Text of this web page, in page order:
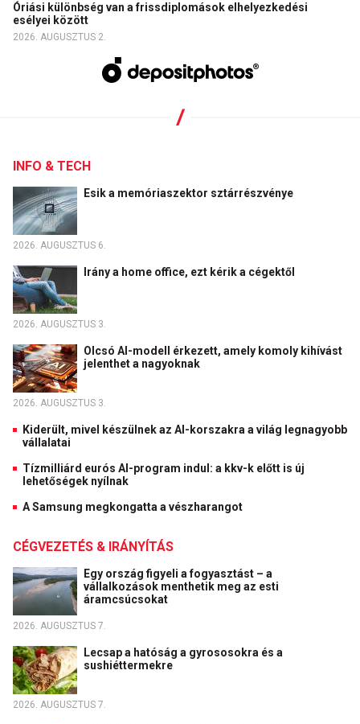
Óriási különbség van a frissdiplomások elhelyezkedési
esélyei között
2026. AUGUSZTUS 2.
INFO & TECH
Esik a memóriaszektor sztárrészvénye
2026. AUGUSZTUS 6.
Irány a home office, ezt kérik a cégektől
2026. AUGUSZTUS 3.
Olcsó AI-modell érkezett, amely komoly kihívást
jelenthet a nagyoknak
2026. AUGUSZTUS 3.
Kiderült, mivel készülnek az AI-korszakra a világ legnagyobb
vállalatai
Tízmilliárd eurós AI-program indul: a kkv-k előtt is új
lehetőségek nyílnak
A Samsung megkongatta a vészharangot
CÉGVEZETÉS & IRÁNYÍTÁS
Egy ország figyeli a fogyasztást – a
vállalkozások menthetik meg az esti
áramcsúcsokat
2026. AUGUSZTUS 7.
Lecsap a hatóság a gyrososokra és a
sushiéttermekre
2026. AUGUSZTUS 7.